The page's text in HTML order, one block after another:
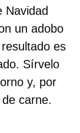
Navidad
un adobo
es
Sírvelo
y, por
carne.